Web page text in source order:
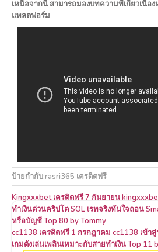
เหนือจากนี้ สามารถมองบทความที่เกี่ยวเนื่อ
แพลตฟอร์ม
ป้ายกำกับ:rasri365 เครดิตฟรี
แนะแนว
เรื่อง
Kingxxxbet เครดิตฟรี 7 กันยายน
ทำเงินด่วนคริปโต SOL เรทจริงทันใจถอน
หรือบัญชี Top 80 by Tommy
cc1138 เครดิตฟรี 1 กรกฎาคม cc1138 เข้า
เกมดังเล่นเพลินเหมาะกับสายทำเงิน Top 11